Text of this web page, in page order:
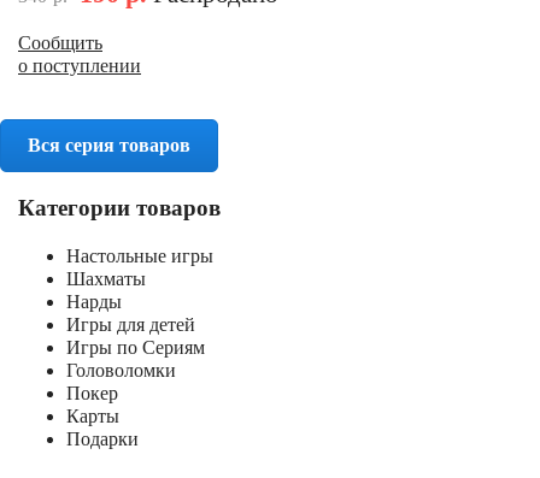
Сообщить
о поступлении
Вся серия товаров
Категории товаров
Настольные игры
Шахматы
Нарды
Игры для детей
Игры по Сериям
Головоломки
Покер
Карты
Подарки